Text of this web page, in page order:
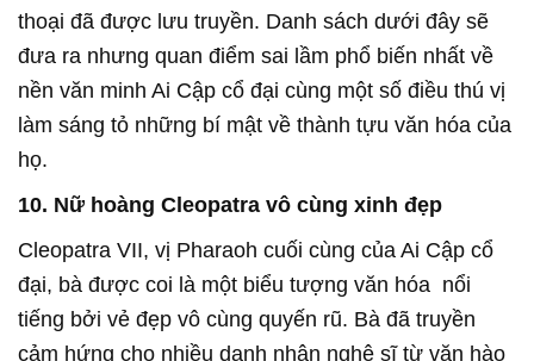
thoại đã được lưu truyền. Danh sách dưới đây sẽ
đưa ra nhưng quan điểm sai lầm phổ biến nhất về
nền văn minh Ai Cập cổ đại cùng một số điều thú vị
làm sáng tỏ những bí mật về thành tựu văn hóa của
họ.
10. Nữ hoàng Cleopatra vô cùng xinh đẹp
Cleopatra VII, vị Pharaoh cuối cùng của Ai Cập cổ
đại, bà được coi là một biểu tượng văn hóa nổi
tiếng bởi vẻ đẹp vô cùng quyến rũ. Bà đã truyền
cảm hứng cho nhiều danh nhân nghệ sĩ từ văn hào